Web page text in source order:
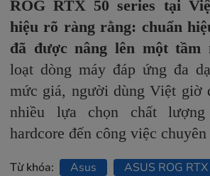
ROG RTX 50 series tại
hiệu rõ ràng rằng: chuẩn
đã được nâng lên một tầm
loạt dòng máy đáp ứng đa
mức giá, người dùng Việt giờ
nhiều lựa chọn chất
hardcore đến công việc chuyên
Từ khóa: Asus
ASUS ROG